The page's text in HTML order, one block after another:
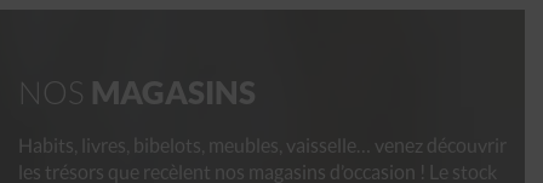
NOS MAGASINS
Habits, livres, bibelots, meubles, vaisselle… venez découvrir
les trésors que recèlent nos magasins d’occasion ! Le stock